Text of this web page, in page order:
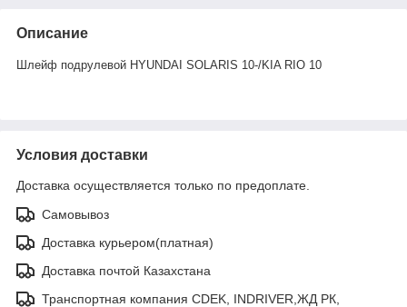
Описание
Шлейф подрулевой HYUNDAI SOLARIS 10-/KIA RIO 10
Условия доставки
Доставка осуществляется только по предоплате.
Самовывоз
Доставка курьером(платная)
Доставка почтой Казахстана
Транспортная компания CDEK, INDRIVER,ЖД РК,